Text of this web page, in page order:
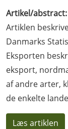
Artikel/abstract:
Artiklen
Danmarks
Eksporten
eksport,
af andre arter,
de enkelte
Læs artiklen